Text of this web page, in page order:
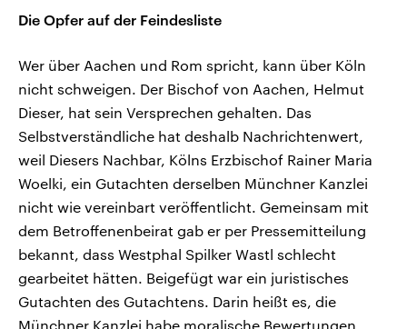
Die Opfer auf der Feindesliste
Wer über Aachen und Rom spricht, kann über Köln
nicht schweigen. Der Bischof von Aachen, Helmut
Dieser, hat sein Versprechen gehalten. Das
Selbstverständliche hat deshalb Nachrichtenwert,
weil Diesers Nachbar, Kölns Erzbischof Rainer Maria
Woelki, ein Gutachten derselben Münchner Kanzlei
nicht wie vereinbart veröffentlicht. Gemeinsam mit
dem Betroffenenbeirat gab er per Pressemitteilung
bekannt, dass Westphal Spilker Wastl schlecht
gearbeitet hätten. Beigefügt war ein juristisches
Gutachten des Gutachtens. Darin heißt es, die
Münchner Kanzlei habe moralische Bewertungen